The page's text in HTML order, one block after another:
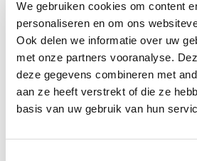
We gebruiken cookies om content
personaliseren en om ons
Ook delen we informatie over uw
met onze partners vooranalyse.
deze gegevens combineren met
aan ze heeft verstrekt of die ze
basis van uw gebruik van hun
beschikbaar na ongeveer
Wanneer zijn jouw
online zichtbaar?
Voor de huisarts is het verslag
validatie.
gevalideerd zijndoor de